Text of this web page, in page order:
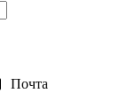
Почта